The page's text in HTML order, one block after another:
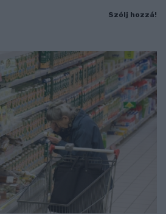
Szólj hozzá!